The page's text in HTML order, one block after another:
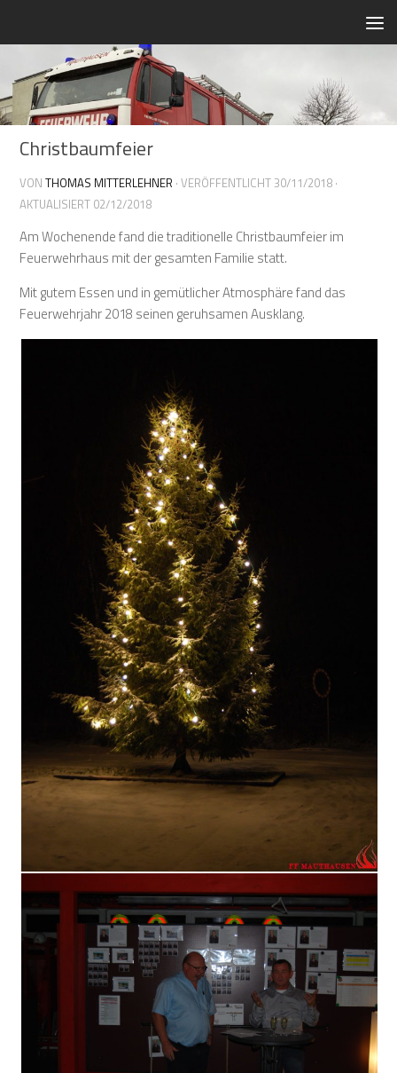
Christbaumfeier
VONTHOMAS MITTERLEHNER · VERÖFFENTLICHT 30/11/2018 ·
AKTUALISIERT 02/12/2018
Am Wochenende fand die traditionelle Christbaumfeier im
Feuerwehrhaus mit der gesamten Familie statt.
Mit gutem Essen und in gemütlicher Atmosphäre fand das
Feuerwehrjahr 2018 seinen geruhsamen Ausklang.